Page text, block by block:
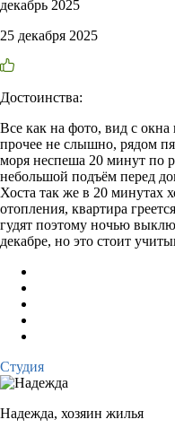
декабрь 2025
25 декабря 2025
Достоинства:
Все как на фото, вид с
прочее не слышно, рядом
моря неспеша 20 минут по
небольшой подъём перед
Хоста так же в 20 минутах
отопления, квартира
гудят поэтому ночью
декабре, но это стоит
Студия
Надежда, хозяин жилья